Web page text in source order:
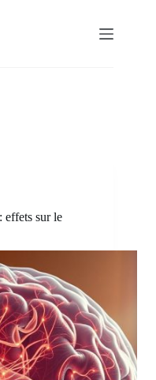
effets sur le